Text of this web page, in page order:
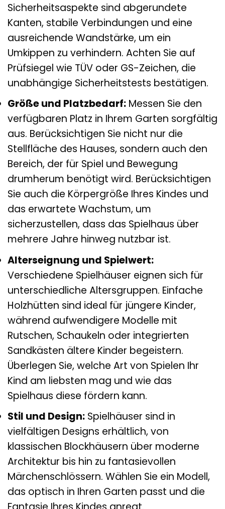
Sicherheitsaspekte sind abgerundete
Kanten, stabile Verbindungen und eine
ausreichende Wandstärke, um ein
Umkippen zu verhindern. Achten Sie auf
Prüfsiegel wie TÜV oder GS-Zeichen, die
unabhängige Sicherheitstests bestätigen.
Größe und Platzbedarf: Messen Sie den
verfügbaren Platz in Ihrem Garten sorgfältig
aus. Berücksichtigen Sie nicht nur die
Stellfläche des Hauses, sondern auch den
Bereich, der für Spiel und Bewegung
drumherum benötigt wird. Berücksichtigen
Sie auch die Körpergröße Ihres Kindes und
das erwartete Wachstum, um
sicherzustellen, dass das Spielhaus über
mehrere Jahre hinweg nutzbar ist.
Alterseignung und Spielwert:
Verschiedene Spielhäuser eignen sich für
unterschiedliche Altersgruppen. Einfache
Holzhütten sind ideal für jüngere Kinder,
während aufwendigere Modelle mit
Rutschen, Schaukeln oder integrierten
Sandkästen ältere Kinder begeistern.
Überlegen Sie, welche Art von Spielen Ihr
Kind am liebsten mag und wie das
Spielhaus diese fördern kann.
Stil und Design: Spielhäuser sind in
vielfältigen Designs erhältlich, von
klassischen Blockhäusern über moderne
Architektur bis hin zu fantasievollen
Märchenschlössern. Wählen Sie ein Modell,
das optisch in Ihren Garten passt und die